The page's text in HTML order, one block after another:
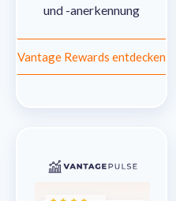
und -anerkennung
Vantage Rewards entdecken